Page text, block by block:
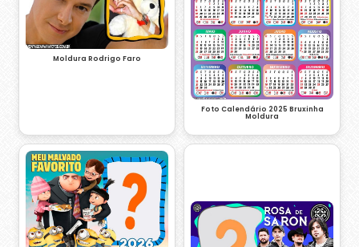
Moldura Rodrigo Faro
Foto Calendário 2025 Bruxinha
Moldura